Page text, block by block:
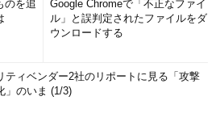
：出力
nmap/man/jp/man-
のを追
Google Chromeで「不正なファイ
ル」と誤判定されたファイルをダ
ウンロードする
ティベンダー2社のリポートに見る「攻撃
」のいま (1/3)